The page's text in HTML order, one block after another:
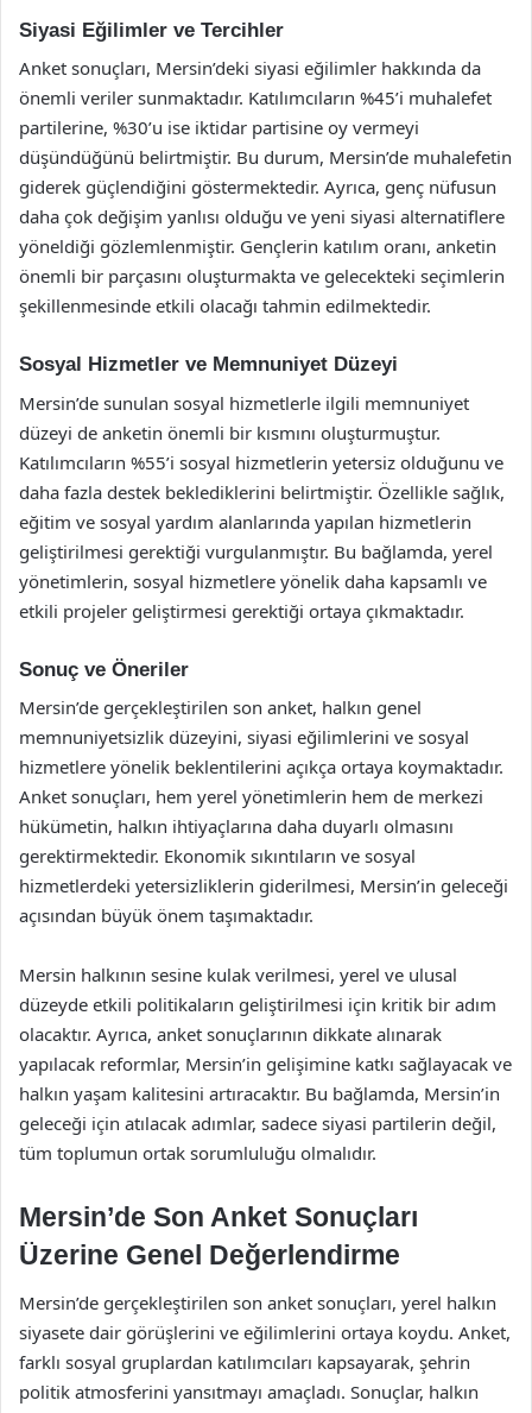
Siyasi Eğilimler ve Tercihler
Anket sonuçları, Mersin’deki siyasi eğilimler hakkında da
önemli veriler sunmaktadır. Katılımcıların %45’i muhalefet
partilerine, %30’u ise iktidar partisine oy vermeyi
düşündüğünü belirtmiştir. Bu durum, Mersin’de muhalefetin
giderek güçlendiğini göstermektedir. Ayrıca, genç nüfusun
daha çok değişim yanlısı olduğu ve yeni siyasi alternatiflere
yöneldiği gözlemlenmiştir. Gençlerin katılım oranı, anketin
önemli bir parçasını oluşturmakta ve gelecekteki seçimlerin
şekillenmesinde etkili olacağı tahmin edilmektedir.
Sosyal Hizmetler ve Memnuniyet Düzeyi
Mersin’de sunulan sosyal hizmetlerle ilgili memnuniyet
düzeyi de anketin önemli bir kısmını oluşturmuştur.
Katılımcıların %55’i sosyal hizmetlerin yetersiz olduğunu ve
daha fazla destek beklediklerini belirtmiştir. Özellikle sağlık,
eğitim ve sosyal yardım alanlarında yapılan hizmetlerin
geliştirilmesi gerektiği vurgulanmıştır. Bu bağlamda, yerel
yönetimlerin, sosyal hizmetlere yönelik daha kapsamlı ve
etkili projeler geliştirmesi gerektiği ortaya çıkmaktadır.
Sonuç ve Öneriler
Mersin’de gerçekleştirilen son anket, halkın genel
memnuniyetsizlik düzeyini, siyasi eğilimlerini ve sosyal
hizmetlere yönelik beklentilerini açıkça ortaya koymaktadır.
Anket sonuçları, hem yerel yönetimlerin hem de merkezi
hükümetin, halkın ihtiyaçlarına daha duyarlı olmasını
gerektirmektedir. Ekonomik sıkıntıların ve sosyal
hizmetlerdeki yetersizliklerin giderilmesi, Mersin’in geleceği
açısından büyük önem taşımaktadır.
Mersin halkının sesine kulak verilmesi, yerel ve ulusal
düzeyde etkili politikaların geliştirilmesi için kritik bir adım
olacaktır. Ayrıca, anket sonuçlarının dikkate alınarak
yapılacak reformlar, Mersin’in gelişimine katkı sağlayacak ve
halkın yaşam kalitesini artıracaktır. Bu bağlamda, Mersin’in
geleceği için atılacak adımlar, sadece siyasi partilerin değil,
tüm toplumun ortak sorumluluğu olmalıdır.
Mersin’de Son Anket Sonuçları
Üzerine Genel Değerlendirme
Mersin’de gerçekleştirilen son anket sonuçları, yerel halkın
siyasete dair görüşlerini ve eğilimlerini ortaya koydu. Anket,
farklı sosyal gruplardan katılımcıları kapsayarak, şehrin
politik atmosferini yansıtmayı amaçladı. Sonuçlar, halkın